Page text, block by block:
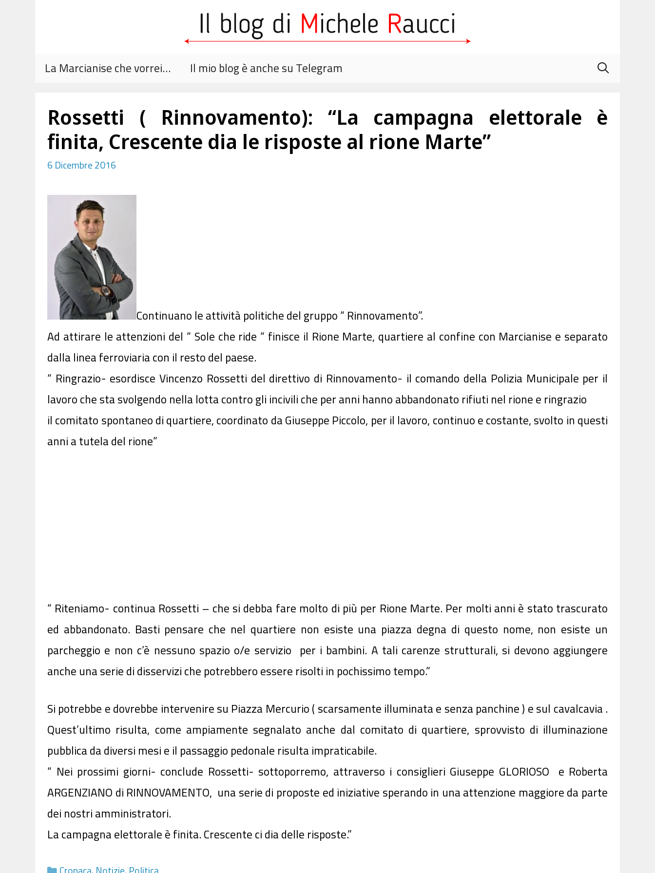
La Marcianise che vorrei… Il mio blog è anche su Telegram
Rossetti ( Rinnovamento): “La campagna elettorale è
finita, Crescente dia le risposte al rione Marte”
6 Dicembre 2016
Continuano le attività politiche del gruppo “ Rinnovamento”.
Ad attirare le attenzioni del “ Sole che ride “ finisce il Rione Marte, quartiere al confine con Marcianise e separato
dalla linea ferroviaria con il resto del paese.
“ Ringrazio- esordisce Vincenzo Rossetti del direttivo di Rinnovamento- il comando della Polizia Municipale per il
lavoro che sta svolgendo nella lotta contro gli incivili che per anni hanno abbandonato rifiuti nel rione e ringrazio
il comitato spontaneo di quartiere, coordinato da Giuseppe Piccolo, per il lavoro, continuo e costante, svolto in questi
anni a tutela del rione”
“ Riteniamo- continua Rossetti – che si debba fare molto di più per Rione Marte. Per molti anni è stato trascurato
ed abbandonato. Basti pensare che nel quartiere non esiste una piazza degna di questo nome, non esiste un
parcheggio e non c’è nessuno spazio o/e servizio per i bambini. A tali carenze strutturali, si devono aggiungere
anche una serie di disservizi che potrebbero essere risolti in pochissimo tempo.”
Si potrebbe e dovrebbe intervenire su Piazza Mercurio ( scarsamente illuminata e senza panchine ) e sul cavalcavia .
Quest’ultimo risulta, come ampiamente segnalato anche dal comitato di quartiere, sprovvisto di illuminazione
pubblica da diversi mesi e il passaggio pedonale risulta impraticabile.
“ Nei prossimi giorni- conclude Rossetti- sottoporremo, attraverso i consiglieri Giuseppe GLORIOSO e Roberta
ARGENZIANO di RINNOVAMENTO, una serie di proposte ed iniziative sperando in una attenzione maggiore da parte
dei nostri amministratori.
La campagna elettorale è finita. Crescente ci dia delle risposte.”